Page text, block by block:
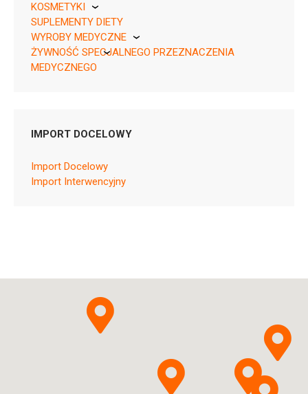
05909991520489 ¦ Rp ¦ 151111
28 tabl.
05909991520496 ¦ Rp ¦ 151112
56 tabl.
InPharm Sp. z o.o.
KOSMETYKI
Pierre Fabre
SUPLEMENTY DIETY
WYROBY MEDYCZNE
KikGel
ŻYWNOŚĆ SPECJALNEGO PRZEZNACZENIA
MEDYCZNEGO
IMPORT DOCELOWY
Import Docelowy
Import Interwencyjny